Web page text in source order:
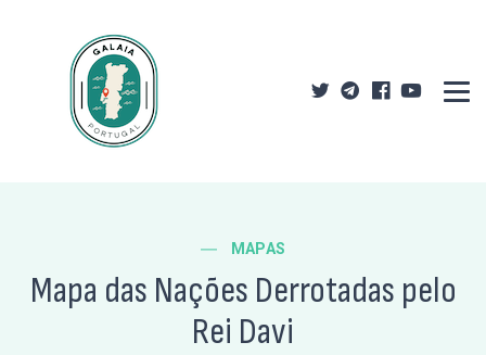
MAPAS
Mapa das Nações Derrotadas pelo
Rei Davi